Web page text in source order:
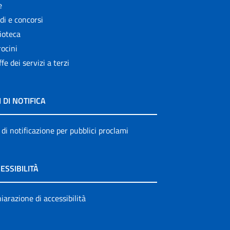
e concorsi
dei servizi a terzi
DI NOTIFICA
notificazione per pubblici proclami
di accessibilità